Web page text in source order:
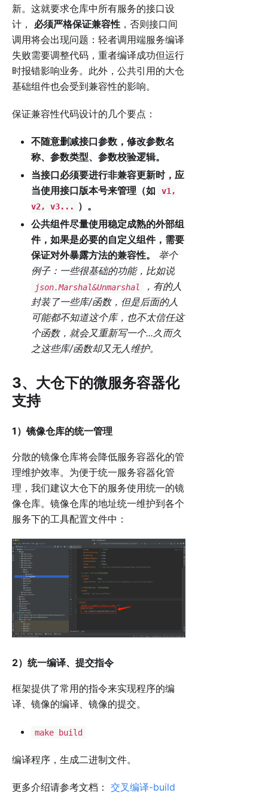
新。这就要求仓库中所有服务的接口设
计， 必须严格保证兼容性 ，否则接口间
调用将会出现问题：轻者调用端服务编译
失败需要调整代码，重者编译成功但运行
时报错影响业务。此外，公共引用的大仓
基础组件也会受到兼容性的影响。
保证兼容性代码设计的几个要点：
不随意删减接口参数，修改参数名
称、参数类型、参数校验逻辑。
当接口必须要进行非兼容更新时，应
当使用接口版本号来管理（如
v1,
v2, v3...
）。
公共组件尽量使用稳定成熟的外部组
件，如果是必要的自定义组件，需要
保证对外暴露方法的兼容性。
举个
例子：一些很基础的功能，比如说
json.Marshal&Unmarshal
，有的人
封装了一些库/函数，但是后面的人
可能都不知道这个库，也不太信任这
个函数，就会又重新写一个...久而久
之这些库/函数却又无人维护。
3、大仓下的微服务容器化
支持
1）镜像仓库的统一管理
分散的镜像仓库将会降低服务容器化的管
理维护效率。为便于统一服务容器化管
理，我们建议大仓下的服务使用统一的镜
像仓库。镜像仓库的地址统一维护到各个
服务下的工具配置文件中：
2）统一编译、提交指令
框架提供了常用的指令来实现程序的编
译、镜像的编译、镜像的提交。
make build
编译程序，生成二进制文件。
更多介绍请参考文档： 交叉编译-build